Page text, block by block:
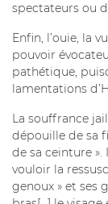
spectateurs ou
Enfin, l’ouie, la
pouvoir
pathétique,
lamentations
La souffrance
dépouille de sa
de sa ceinture
vouloir la
genoux » et ses